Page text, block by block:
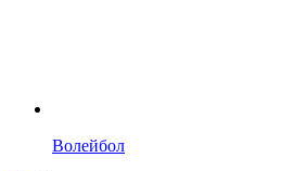
Волейбол